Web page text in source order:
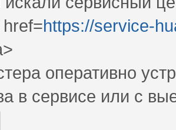
href=https://service-
оперативно
в сервисе или с